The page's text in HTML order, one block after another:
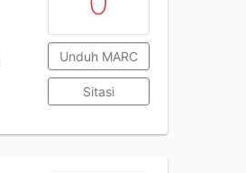
Unduh MARC
Sitasi